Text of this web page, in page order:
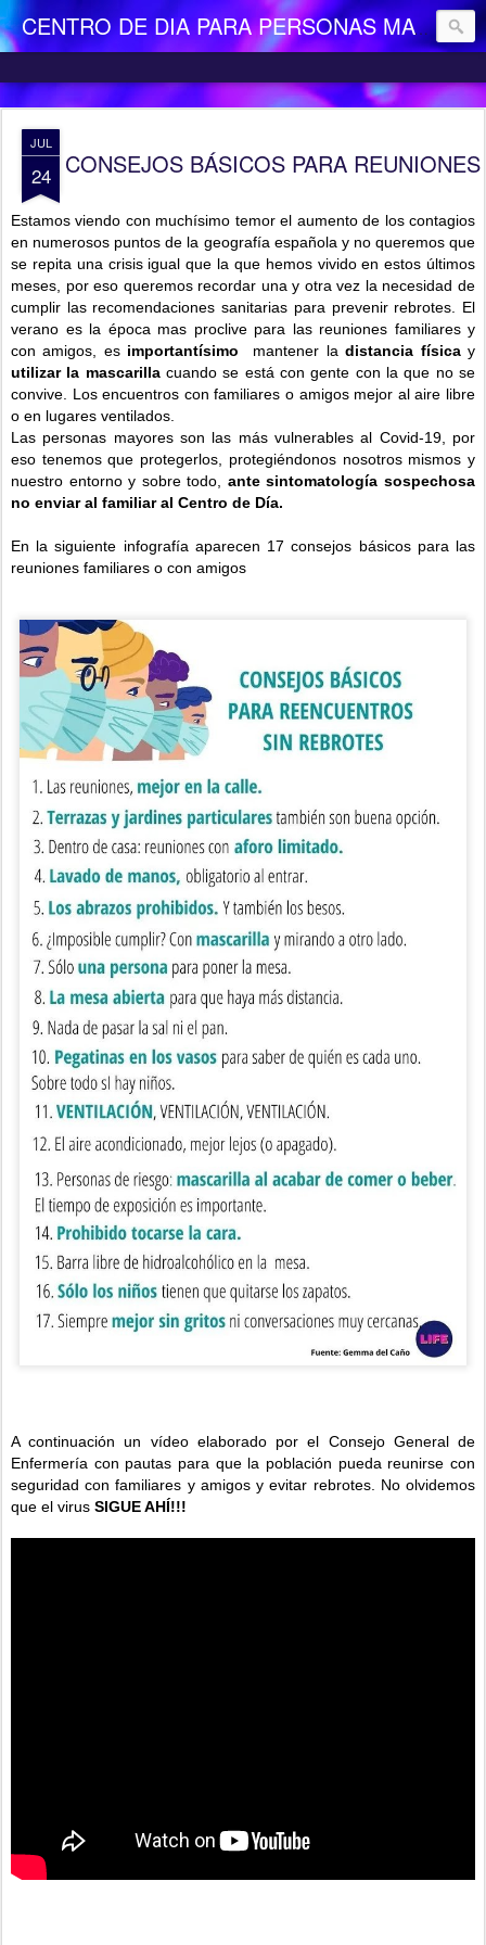
CENTRO DE DIA PARA PERSONAS MAYORES DEPENDIENTES "LA CAMOCHA"
JUL
24 CONSEJOS BÁSICOS PARA
Estamos viendo con muchísimo temor el aumento de los contagios
en numerosos puntos de la geografía española y no queremos que
se repita una crisis igual que la que hemos vivido en estos últimos
meses, por eso queremos recordar una y otra vez la necesidad de
cumplir las recomendaciones sanitarias para prevenir rebrotes. El
verano es la época mas proclive para las reuniones familiares y
con amigos, es importantísimo mantener ladistancia físicay
utilizar la mascarillacuando se está con gente con la que no se
convive. Los encuentros con familiares o amigos mejor al aire libre
o en lugares ventilados.
Las personas mayores son las más vulnerables al Covid-19, por
eso tenemos que protegerlos, protegiéndonos nosotros mismos y
nuestro entorno y sobre todo, ante sintomatología sospechosa
no enviar al familiar al Centro de Día.
En la siguiente infografía aparecen 17 consejos básicos para las
reuniones familiares o con amigos
A continuación un vídeo elaborado por el Consejo General de
Enfermería con pautas para que la población pueda reunirse con
seguridad con familiares y amigos y evitar rebrotes. No olvidemos
que el virus SIGUE AHÍ!!!